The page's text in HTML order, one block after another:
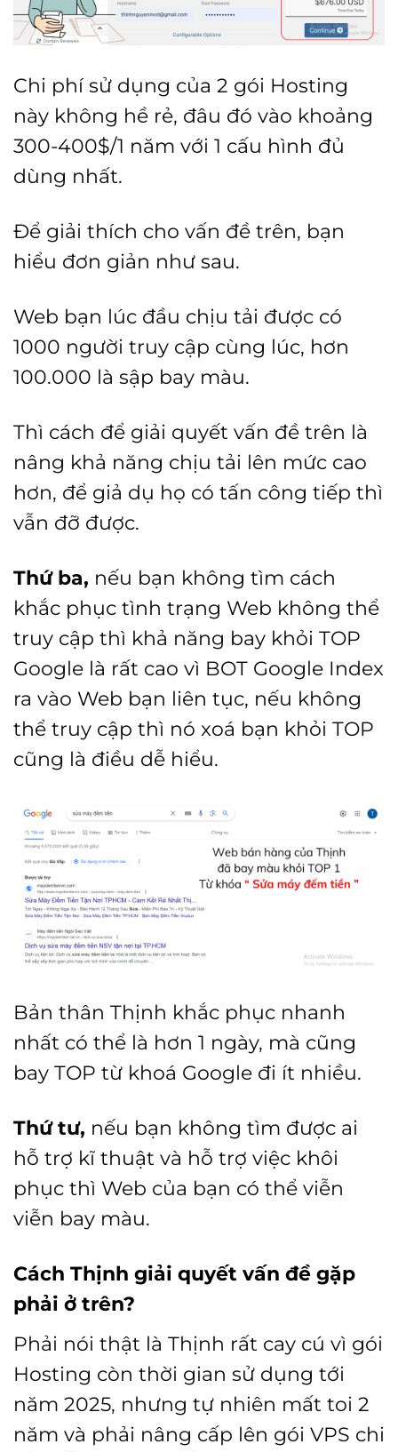
Chi phí sử dụng của 2 gói Hosting
này không hề rẻ, đâu đó vào khoảng
300-400$/1 năm với 1 cấu hình đủ
dùng nhất.
Để giải thích cho vấn đề trên, bạn
hiểu đơn giản như sau.
Web bạn lúc đầu chịu tải được có
1000 người truy cập cùng lúc, hơn
100.000 là sập bay màu.
Thì cách để giải quyết vấn đề trên là
nâng khả năng chịu tải lên mức cao
hơn, để giả dụ họ có tấn công tiếp thì
vẫn đỡ được.
Thứ ba, nếu bạn không tìm cách
khắc phục tình trạng Web không thể
truy cập thì khả năng bay khỏi TOP
Google là rất cao vì BOT Google Index
ra vào Web bạn liên tục, nếu không
thể truy cập thì nó xoá bạn khỏi TOP
cũng là điều dễ hiểu.
Bản thân Thịnh khắc phục nhanh
nhất có thể là hơn 1 ngày, mà cũng
bay TOP từ khoá Google đi ít nhiều.
Thứ tư, nếu bạn không tìm được ai
hỗ trợ kĩ thuật và hỗ trợ việc khôi
phục thì Web của bạn có thể viễn
viễn bay màu.
Cách Thịnh giải quyết vấn đề gặp
phải ở trên?
Phải nói thật là Thịnh rất cay cú vì gói
Hosting còn thời gian sử dụng tới
năm 2025, nhưng tự nhiên mất toi 2
năm và phải nâng cấp lên gói VPS chi